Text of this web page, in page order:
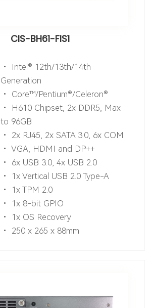
CIS-BH61-FIS1
• Intel® 12th/13th/14th
Generation
• Core™/Pentium®/Celeron®
• H610 Chipset, 2x DDR5, Max
to 96GB
• 2x RJ45, 2x SATA 3.0, 6x COM
• VGA, HDMI and DP++
• 6x USB 3.0, 4x USB 2.0
• 1x Vertical USB 2.0 Type-A
• 1x TPM 2.0
• 1x 8-bit GPIO
• 1x OS Recovery
• 250 x 265 x 88mm